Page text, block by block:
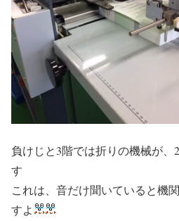
負けじと3階では折りの機械が、
す
これは、音だけ聞いていると機
すよ